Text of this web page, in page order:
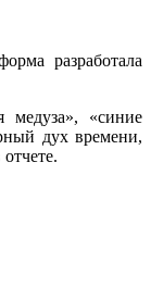
разработала
медуза», «синие
дух времени,